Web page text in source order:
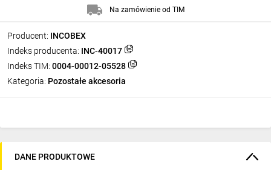
Producent: INCOBEX
Indeks producenta: INC-40017
Indeks TIM: 0004-00012-05528
Kategoria: Pozostałe akcesoria
Na zamówienie od TIM
DANE PRODUKTOWE